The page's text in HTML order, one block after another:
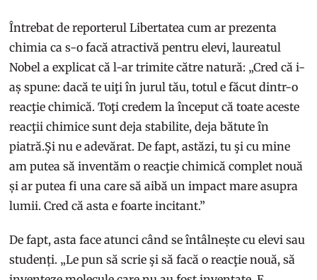
Întrebat de reporterul Libertatea cum ar prezenta
chimia ca s-o facă atractivă pentru elevi, laureatul
Nobel a explicat că l-ar trimite către natură: „Cred că i-
aș spune: dacă te uiţi în jurul tău, totul e făcut dintr-o
reacţie chimică. Toţi credem la început că toate aceste
reacţii chimice sunt deja stabilite, deja bătute în
piatră.Şi nu e adevărat. De fapt, astăzi, tu şi cu mine
am putea să inventăm o reacţie chimică complet nouă
și ar putea fi una care să aibă un impact mare asupra
lumii. Cred că asta e foarte incitant.”
De fapt, asta face atunci când se întâlnește cu elevi sau
studenți. „Le pun să scrie şi să facă o reacţie nouă, să